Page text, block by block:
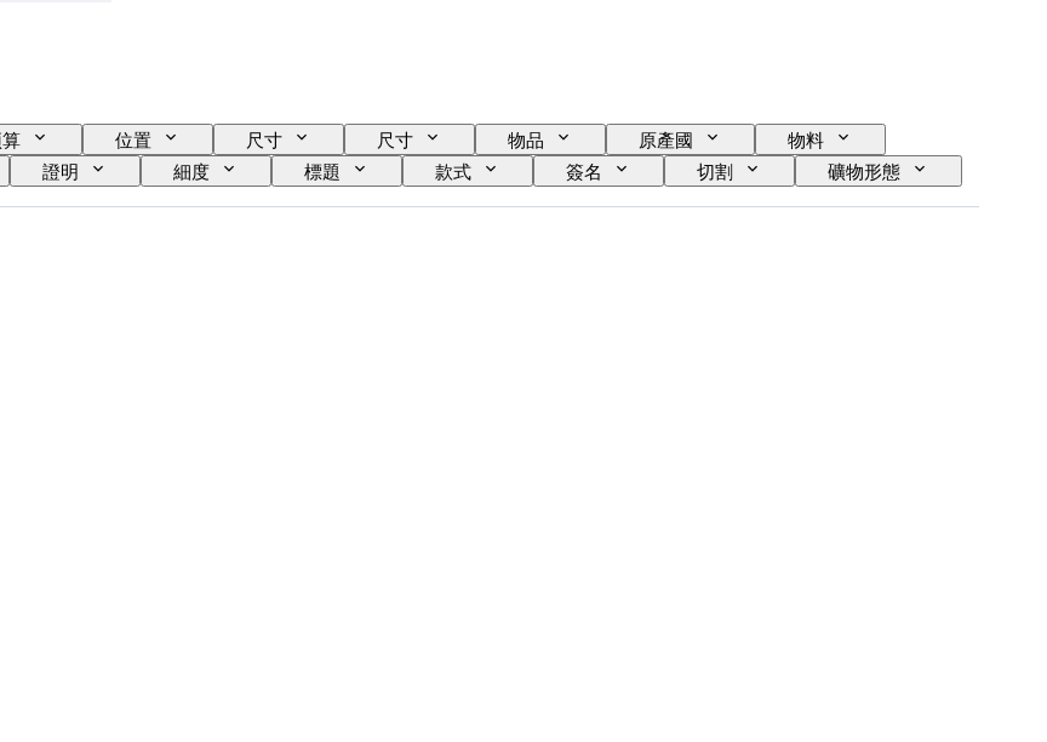
位置 尺寸 尺寸 物品 原產國
物料
證明 細度 標題 款式 簽名 切割
礦物形態
/副本 時代 標本 原產地